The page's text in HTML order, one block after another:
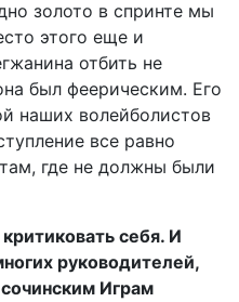
золото в спринте мы
этого еще и
отбить не
был феерическим. Его
наших волейболистов
все равно
где не должны были
себя. И
руководителей,
Играм